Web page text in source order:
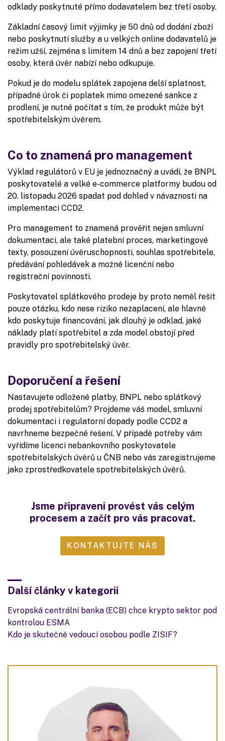
odklady poskytnuté přímo dodavatelem bez třetí osoby.
Základní časový limit výjimky je 50 dnů od dodání zboží
nebo poskytnutí služby a u velkých online dodavatelů je
režim užší, zejména s limitem 14 dnů a bez zapojení třetí
osoby, která úvěr nabízí nebo odkupuje.
Pokud je do modelu splátek zapojena delší splatnost,
případně úrok či poplatek mimo omezené sankce z
prodlení, je nutné počítat s tím, že produkt může být
spotřebitelským úvěrem.
Co to znamená pro management
Výklad regulátorů v EU je jednoznačný a uvádí, že BNPL
poskytovatelé a velké e-commerce platformy budou od
20. listopadu 2026 spadat pod dohled v návaznosti na
implementaci CCD2.
Pro management to znamená prověřit nejen smluvní
dokumentaci, ale také platební proces, marketingové
texty, posouzení úvěruschopnosti, souhlas spotřebitele,
předávání pohledávek a možné licenční nebo
registrační povinnosti.
Poskytovatel splátkového prodeje by proto neměl řešit
pouze otázku, kdo nese riziko nezaplacení, ale hlavně
kdo poskytuje financování, jak dlouhý je odklad, jaké
náklady platí spotřebitel a zda model obstojí před
pravidly pro spotřebitelský úvěr.
Doporučení a řešení
Nastavujete odložené platby, BNPL nebo splátkový
prodej spotřebitelům? Projdeme váš model, smluvní
dokumentaci i regulatorní dopady podle CCD2 a
navrhneme bezpečné řešení. V případě potřeby vám
vyřídíme licenci nebankovního poskytovatele
spotřebitelských úvěrů u ČNB nebo vás zaregistrujeme
jako zprostředkovatele spotřebitelských úvěrů.
Jsme připraveni provést vás celým
procesem a začít pro vás pracovat.
KONTAKTUJTE NÁS
Další články v kategorii
Evropská centrální banka (ECB) chce krypto sektor pod
kontrolou ESMA
Kdo je skutečně vedoucí osobou podle ZISIF?